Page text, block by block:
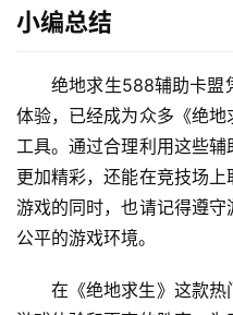
小编总结
绝地求生588辅助卡盟
体验，已经成为众多《绝
工具。通过合理利用这些
更加精彩，还能在竞技场
游戏的同时，也请记得遵守
公平的游戏环境。
在《绝地求生》这款